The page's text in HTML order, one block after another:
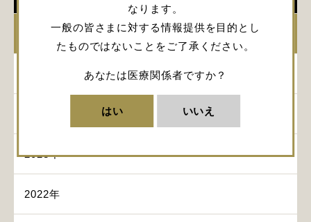
なります。
一般の皆さまに対する情報提供を目的とし
たものではないことをご了承ください。
あなたは医療関係者ですか？
はい いいえ
2023年
2022年